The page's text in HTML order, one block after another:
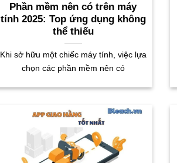
Phần mềm nên có trên máy
tính 2025: Top ứng dụng không
thể thiếu
Khi sở hữu một chiếc máy tính, việc lựa
chọn các phần mềm nên có